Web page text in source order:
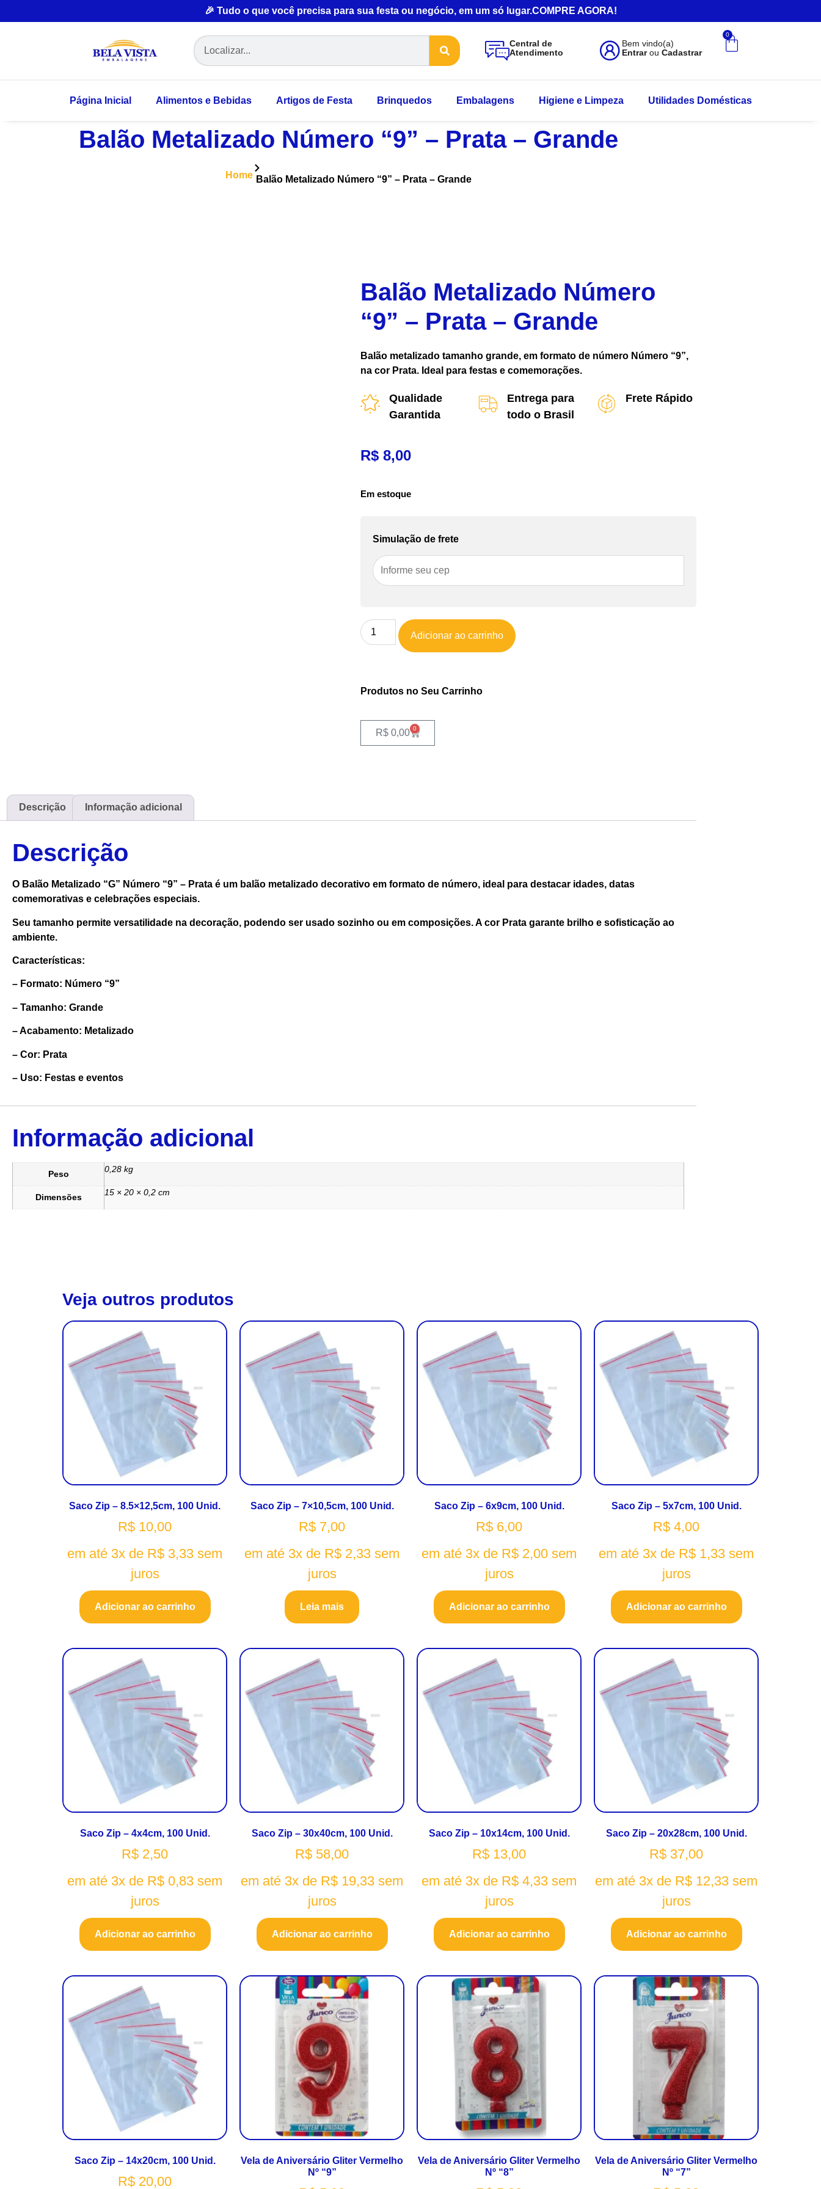
🎉 Tudo o que você precisa para sua festa ou negócio, em um só lugar.COMPRE AGORA!
Central de
Atendimento
Bem vindo(a)
EntrarouCadastrar
0
Página Inicial Alimentos e Bebidas Artigos de Festa Brinquedos Embalagens Higiene e Limpeza Utilidades Domésticas
Balão Metalizado Número “9” – Prata – Grande
Home Balão Metalizado Número “9” – Prata – Grande
Balão Metalizado Número
“9” – Prata – Grande
Balão metalizado tamanho grande, em formato de número Número “9”,
na cor Prata. Ideal para festas e comemorações.
Qualidade
Garantida
Entrega para
todo o Brasil
Frete Rápido
R$ 8,00
Em estoque
Simulação de frete
Adicionar ao carrinho
Produtos no Seu Carrinho
R$ 0,00 0
Descrição Informação adicional
Descrição
O Balão Metalizado “G” Número “9” – Prata é um balão metalizado decorativo em formato de número, ideal para destacar idades, datas
comemorativas e celebrações especiais.
Seu tamanho permite versatilidade na decoração, podendo ser usado sozinho ou em composições. A cor Prata garante brilho e sofisticação ao
ambiente.
Características:
– Formato: Número “9”
– Tamanho: Grande
– Acabamento: Metalizado
– Cor: Prata
– Uso: Festas e eventos
Informação adicional
Peso 0,28 kg
Dimensões 15 × 20 × 0,2 cm
Veja outros produtos
Saco Zip – 8.5×12,5cm, 100 Unid.
R$ 10,00
em até 3x de R$ 3,33 sem
juros
Adicionar ao carrinho
Saco Zip – 7×10,5cm, 100 Unid.
R$ 7,00
em até 3x de R$ 2,33 sem
juros
Leia mais
Saco Zip – 6x9cm, 100 Unid.
R$ 6,00
em até 3x de R$ 2,00 sem
juros
Adicionar ao carrinho
Saco Zip – 5x7cm, 100 Unid.
R$ 4,00
em até 3x de R$ 1,33 sem
juros
Adicionar ao carrinho
Saco Zip – 4x4cm, 100 Unid.
R$ 2,50
em até 3x de R$ 0,83 sem
juros
Adicionar ao carrinho
Saco Zip – 30x40cm, 100 Unid.
R$ 58,00
em até 3x de R$ 19,33 sem
juros
Adicionar ao carrinho
Saco Zip – 10x14cm, 100 Unid.
R$ 13,00
em até 3x de R$ 4,33 sem
juros
Adicionar ao carrinho
Saco Zip – 20x28cm, 100 Unid.
R$ 37,00
em até 3x de R$ 12,33 sem
juros
Adicionar ao carrinho
Saco Zip – 14x20cm, 100 Unid.
R$ 20,00
Vela de Aniversário Gliter Vermelho
Nº “9”
Vela de Aniversário Gliter Vermelho
Nº “8”
Vela de Aniversário Gliter Vermelho
Nº “7”